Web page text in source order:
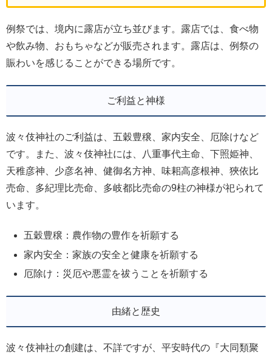
例祭では、境内に露店が立ち並びます。露店では、食べ物
や飲み物、おもちゃなどが販売されます。露店は、例祭の
賑わいを感じることができる場所です。
ご利益と神様
波々伎神社のご利益は、五穀豊穣、家内安全、厄除けなど
です。また、波々伎神社には、八重事代主命、下照姫神、
天稚彦神、少彦名神、健御名方神、味耜高彦根神、狹依比
売命、多紀理比売命、多岐都比売命の9柱の神様が祀られて
います。
五穀豊穣：農作物の豊作を祈願する
家内安全：家族の安全と健康を祈願する
厄除け：災厄や悪霊を祓うことを祈願する
由緒と歴史
波々伎神社の創建は、不詳ですが、平安時代の『大同類聚